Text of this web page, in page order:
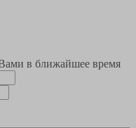
в ближайшее время